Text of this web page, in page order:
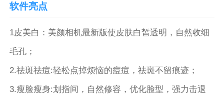
软件亮点
1皮美白：美颜相机最新版使皮肤白皙透明，自然收细
毛孔；
2.祛斑祛痘:轻松点掉烦恼的痘痘，祛斑不留痕迹；
3.瘦脸瘦身:划指间，自然修容，优化脸型，强力击退